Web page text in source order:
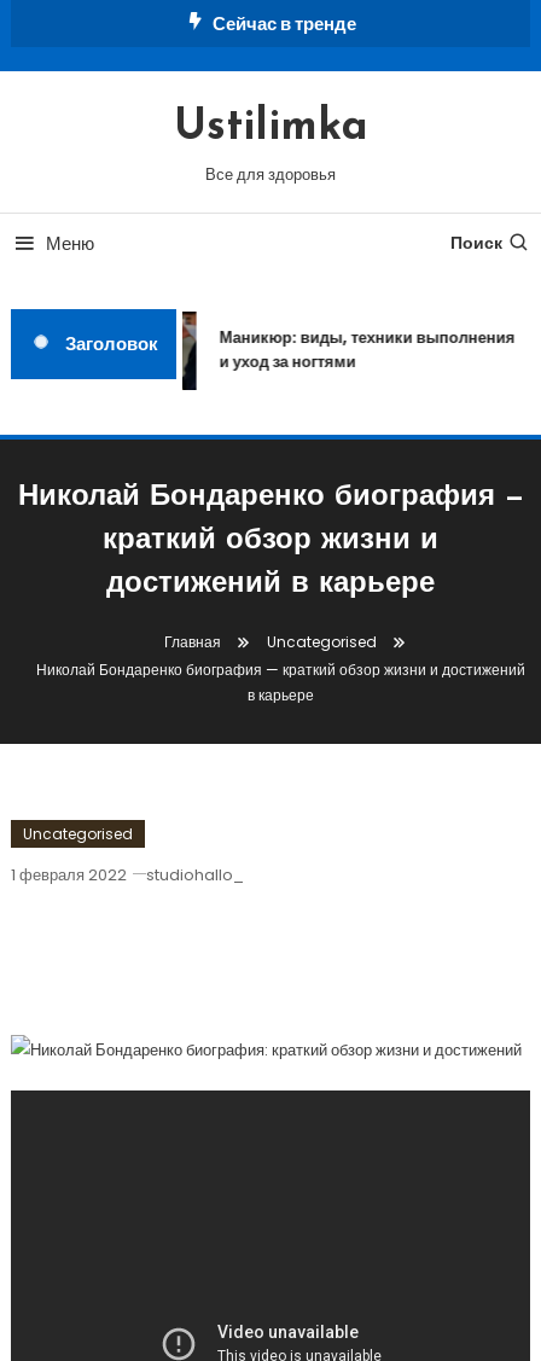
Сейчас в тренде
Ustilimka
Все для здоровья
Меню Поиск
Заголовок
Маникюр: виды, техники выполнения
и уход за ногтями
Николай Бондаренко биография —
краткий обзор жизни и
достижений в карьере
Главная
Uncategorised
Николай Бондаренко биография — краткий обзор жизни и достижений
в карьере
Uncategorised
1 февраля 2022 studiohallo_